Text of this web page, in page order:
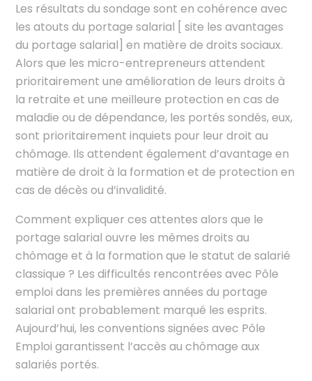
Les résultats du sondage sont en cohérence avec
les atouts du portage salarial [ site les avantages
du portage salarial] en matière de droits sociaux.
Alors que les micro-entrepreneurs attendent
prioritairement une amélioration de leurs droits à
la retraite et une meilleure protection en cas de
maladie ou de dépendance, les portés sondés, eux,
sont prioritairement inquiets pour leur droit au
chômage. Ils attendent également d’avantage en
matière de droit à la formation et de protection en
cas de décès ou d’invalidité.
Comment expliquer ces attentes alors que le
portage salarial ouvre les mêmes droits au
chômage et à la formation que le statut de salarié
classique ? Les difficultés rencontrées avec Pôle
emploi dans les premières années du portage
salarial ont probablement marqué les esprits.
Aujourd’hui, les conventions signées avec Pôle
Emploi garantissent l’accès au chômage aux
salariés portés.